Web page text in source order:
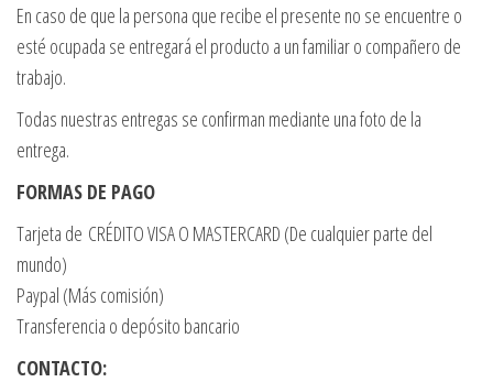
En caso de que la persona que recibe el presente no se encuentre o
esté ocupada se entregará el producto a un familiar o compañero de
trabajo.
Todas nuestras entregas se confirman mediante una foto de la
entrega.
FORMAS DE PAGO
Tarjeta de CRÉDITO VISA O MASTERCARD (De cualquier parte del
mundo)
Paypal (Más comisión)
Transferencia o depósito bancario
CONTACTO: